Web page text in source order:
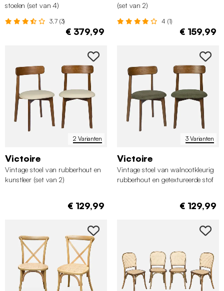
stoelen (set van 4)
3.7 (3)
€ 379,99
(set van 2)
4 (1)
€ 159,99
2 Varianten
Victoire
Vintage stoel van rubberhout en
kunstleer (set van 2)
€ 129,99
3 Varianten
Victoire
Vintage stoel van walnootkleurig
rubberhout en getextureerde stof
€ 129,99